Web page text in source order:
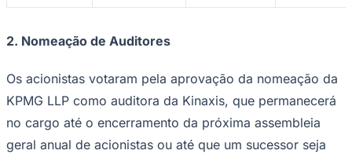
2. Nomeação de Auditores
Os acionistas votaram pela aprovação da nomeação da
KPMG LLP como auditora da Kinaxis, que permanecerá
no cargo até o encerramento da próxima assembleia
geral anual de acionistas ou até que um sucessor seja